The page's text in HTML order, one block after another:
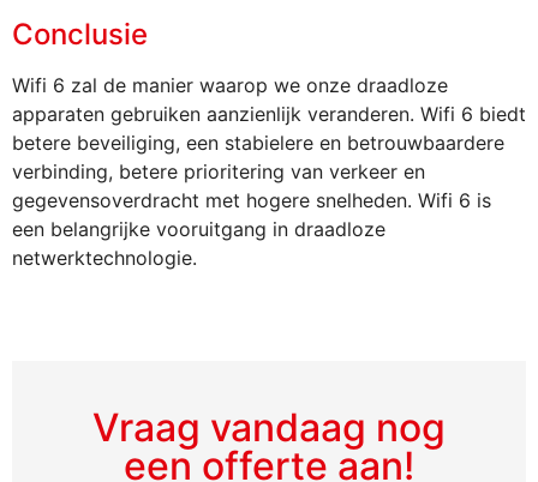
Conclusie
Wifi 6 zal de manier waarop we onze draadloze
apparaten gebruiken aanzienlijk veranderen. Wifi 6 biedt
betere beveiliging, een stabielere en betrouwbaardere
verbinding, betere prioritering van verkeer en
gegevensoverdracht met hogere snelheden. Wifi 6 is
een belangrijke vooruitgang in draadloze
netwerktechnologie.
Vraag vandaag nog
een offerte aan!